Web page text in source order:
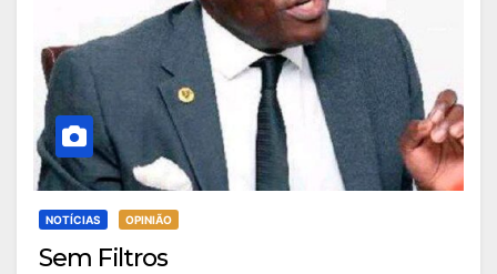
NOTÍCIAS OPINIÃO
Sem Filtros